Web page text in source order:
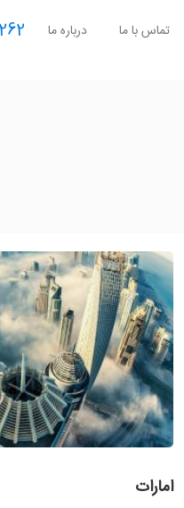
تماس با ما درباره ما
امارات